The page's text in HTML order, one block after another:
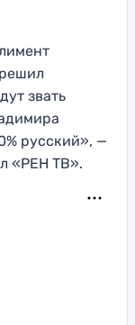
звать
русский», —
«РЕН ТВ».